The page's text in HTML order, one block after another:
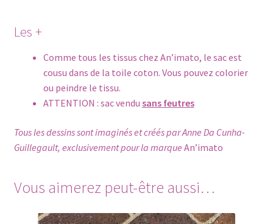
Les +
Comme tous les tissus chez An’imato, le sac est
cousu dans de la toile coton. Vous pouvez colorier
ou peindre le tissu.
ATTENTION : sac vendu sans feutres
Tous les dessins sont imaginés et créés par Anne Da Cunha-
Guillegault, exclusivement pour la marque An’imato
Vous aimerez peut-être aussi…